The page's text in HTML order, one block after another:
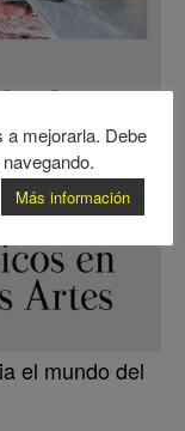
el mundo del
a mejorarla. Debe
Más información